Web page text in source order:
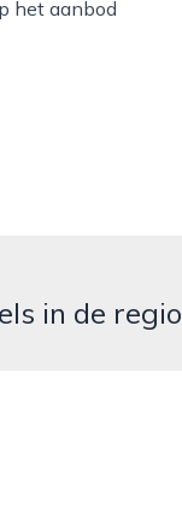
het aanbod
in de regio